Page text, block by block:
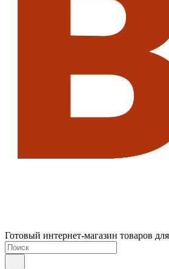
Готовый интернет-магазин товаров